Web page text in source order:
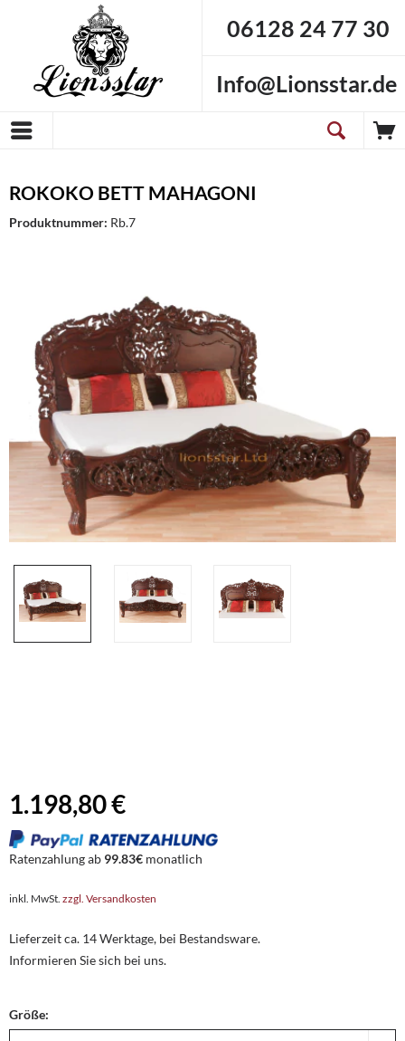
06128 24 77 30
Info@Lionsstar.de
ROKOKO BETT MAHAGONI
Produktnummer: Rb.7
1.198,80 €
Ratenzahlung ab 99.83€ monatlich
inkl. MwSt. zzgl. Versandkosten
Lieferzeit ca. 14 Werktage, bei Bestandsware.
Informieren Sie sich bei uns.
Größe: